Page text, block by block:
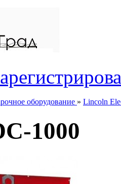
оборудование » Lincoln
1000